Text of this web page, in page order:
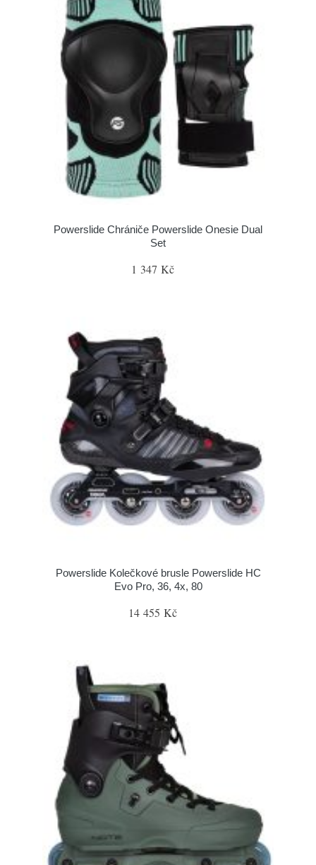
Powerslide Chrániče Powerslide Onesie Dual
Set
1 347 Kč
Powerslide Kolečkové brusle Powerslide HC
Evo Pro, 36, 4x, 80
14 455 Kč